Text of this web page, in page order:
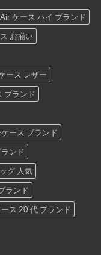
ケース ハイ ブランド
お揃い
ース レザー
ブランド
ース ブランド
ンド
グ 人気
ランド
ス 20 代 ブランド